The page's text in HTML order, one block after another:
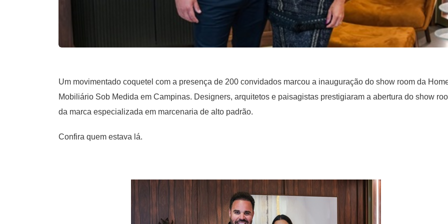
Um movimentado coquetel com a presença de 200 convidados marcou a inauguração do show room da
Mobiliário Sob Medida em Campinas. Designers, arquitetos e paisagistas prestigiaram a abertura do show
da marca especializada em marcenaria de alto padrão.
Confira quem estava lá.